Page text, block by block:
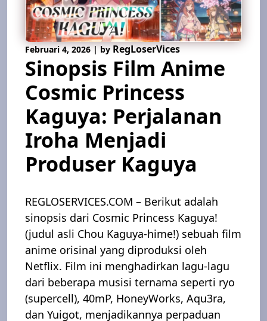
Februari 4, 2026 | byRegLoserVices
Sinopsis Film Anime
Cosmic Princess
Kaguya: Perjalanan
Iroha Menjadi
Produser Kaguya
REGLOSERVICES.COM – Berikut adalah
sinopsis dari Cosmic Princess Kaguya!
(judul asli Chou Kaguya-hime!) sebuah film
anime orisinal yang diproduksi oleh
Netflix. Film ini menghadirkan lagu-lagu
dari beberapa musisi ternama seperti ryo
(supercell), 40mP, HoneyWorks, Aqu3ra,
dan Yuigot, menjadikannya perpaduan